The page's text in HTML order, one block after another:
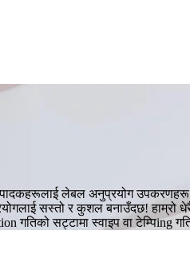
लेबल अनुप्रयोग उपकरणहरू
सस्तो र कुशल बनाउँदछ! हाम्रो
गतिको सट्टामा स्वाइप वा